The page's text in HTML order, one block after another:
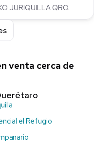
JURIQUILLA QRO.
venta cerca de
el Refugio